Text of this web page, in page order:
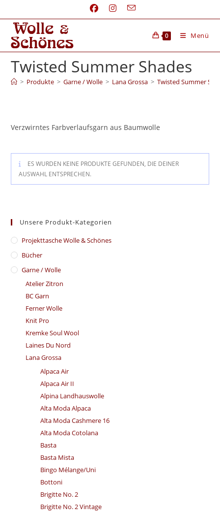
0 Menü
Twisted Summer Shades
> Produkte > Garne / Wolle > Lana Grossa > Twisted Summer
Verzwirntes Farbverlaufsgarn aus Baumwolle
ES WURDEN KEINE PRODUKTE GEFUNDEN, DIE DEINER
AUSWAHL ENTSPRECHEN.
Unsere Produkt-Kategorien
​Projekttasche Wolle & Schönes
Bücher
Garne / Wolle
Atelier Zitron
BC Garn
Ferner Wolle
Knit Pro
Kremke Soul Wool
Laines Du Nord
Lana Grossa
Alpaca Air
Alpaca Air II
Alpina Landhauswolle
Alta Moda Alpaca
Alta Moda Cashmere 16
Alta Moda Cotolana
Basta
Basta Mista
Bingo Mélange/​Uni
Bottoni
Brigitte No. 2
Brigitte No. 2 Vintage